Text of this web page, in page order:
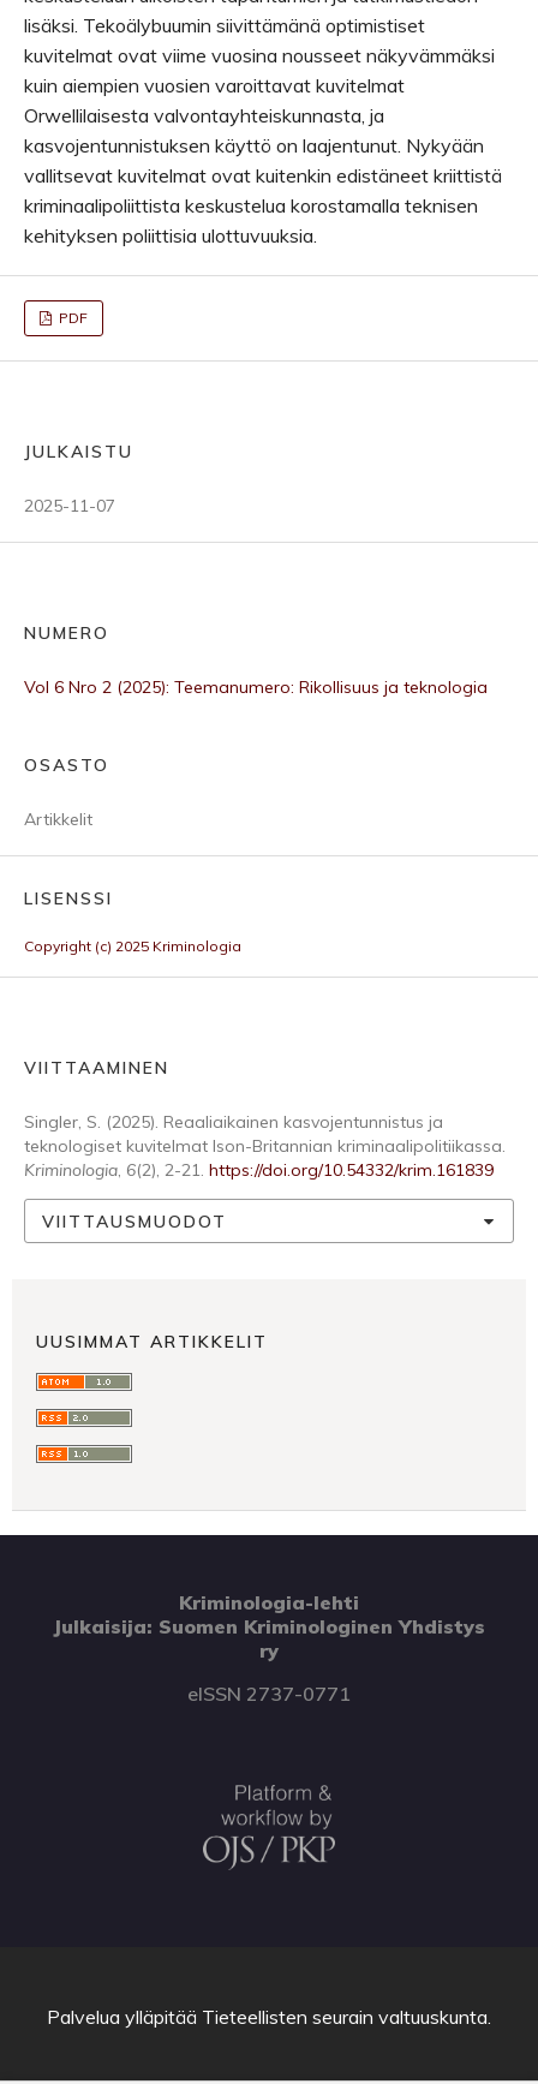
lisäksi. Tekoälybuumin siivittämänä optimistiset
kuvitelmat ovat viime vuosina nousseet näkyvämmäksi
kuin aiempien vuosien varoittavat kuvitelmat
Orwellilaisesta valvontayhteiskunnasta, ja
kasvojentunnistuksen käyttö on laajentunut. Nykyään
vallitsevat kuvitelmat ovat kuitenkin edistäneet kriittistä
kriminaalipoliittista keskustelua korostamalla teknisen
kehityksen poliittisia ulottuvuuksia.
PDF
JULKAISTU
2025-11-07
NUMERO
Vol 6 Nro 2 (2025): Teemanumero: Rikollisuus ja teknologia
OSASTO
Artikkelit
LISENSSI
Copyright (c) 2025 Kriminologia
VIITTAAMINEN
Singler, S. (2025). Reaaliaikainen kasvojentunnistus ja
teknologiset kuvitelmat Ison-Britannian kriminaalipolitiikassa.
Kriminologia, 6(2), 2-21. https://doi.org/10.54332/krim.161839
VIITTAUSMUODOT
UUSIMMAT ARTIKKELIT
Kriminologia-lehti
Julkaisija: Suomen Kriminologinen Yhdistys
ry
eISSN 2737-0771
Palvelua ylläpitää Tieteellisten seurain valtuuskunta.